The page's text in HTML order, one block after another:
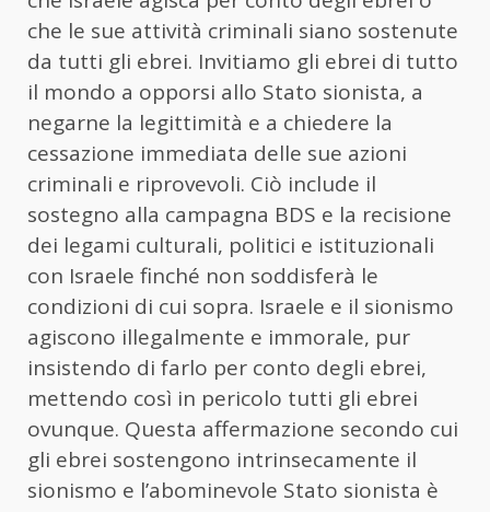
che le sue attività criminali siano sostenute
da tutti gli ebrei. Invitiamo gli ebrei di tutto
il mondo a opporsi allo Stato sionista, a
negarne la legittimità e a chiedere la
cessazione immediata delle sue azioni
criminali e riprovevoli. Ciò include il
sostegno alla campagna BDS e la recisione
dei legami culturali, politici e istituzionali
con Israele finché non soddisferà le
condizioni di cui sopra. Israele e il sionismo
agiscono illegalmente e immorale, pur
insistendo di farlo per conto degli ebrei,
mettendo così in pericolo tutti gli ebrei
ovunque. Questa affermazione secondo cui
gli ebrei sostengono intrinsecamente il
sionismo e l’abominevole Stato sionista è